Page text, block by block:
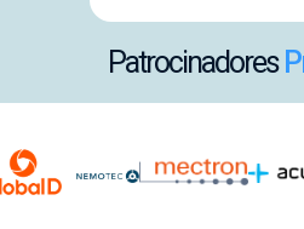
Patrocinadores